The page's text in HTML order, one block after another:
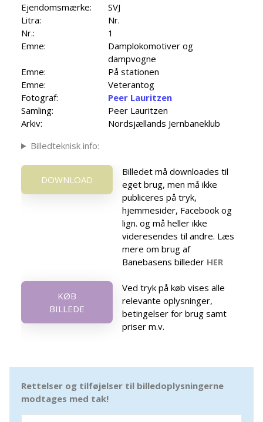
Ejendomsmærke:
SVJ
Litra:
Nr.
Nr.:
1
Emne:
Damplokomotiver og
dampvogne
Emne:
På stationen
Emne:
Veterantog
Fotograf:
Peer Lauritzen
Samling:
Peer Lauritzen
Arkiv:
Nordsjællands Jernbaneklub
Billedteknisk info:
DOWNLOAD
Billedet må downloades til
eget brug, men må ikke
publiceres på tryk,
hjemmesider, Facebook og
lign. og må heller ikke
videresendes til andre. Læs
mere om brug af
Banebasens billeder HER
KØB
BILLEDE
Ved tryk på køb vises alle
relevante oplysninger,
betingelser for brug samt
priser m.v.
Rettelser og tilføjelser til billedoplysningerne
modtages med tak!